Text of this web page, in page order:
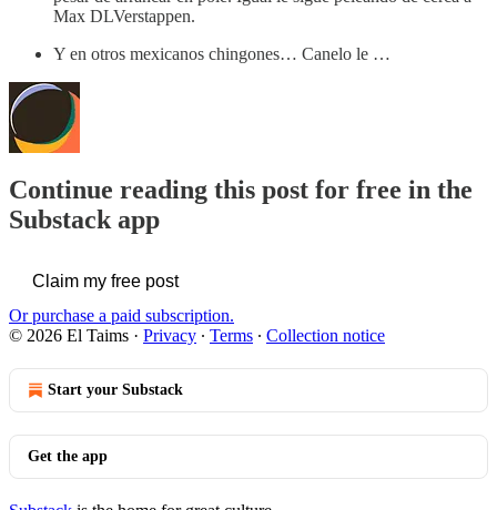
Max DLVerstappen.
Y en otros mexicanos chingones… Canelo le …
Continue reading this post for free in the
Substack app
Claim my free post
Or purchase a paid subscription.
© 2026 El Taims · Privacy ∙ Terms ∙ Collection notice
Start your Substack
Get the app